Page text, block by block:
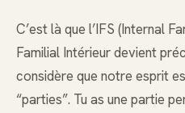
C’est là que l’IFS (Internal
Familial Intérieur devient
considère que notre esprit
“parties”. Tu as une partie